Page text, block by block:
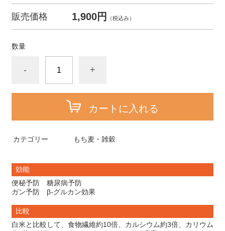
販売価格 1,900円 （税込み）
数量
- +
カートに入れる
カテゴリー もち麦・雑穀
効能
便秘予防 糖尿病予防
ガン予防 β-グルカン効果
比較
白米と比較して、食物繊維約10倍、カルシウム約3倍、カリウム